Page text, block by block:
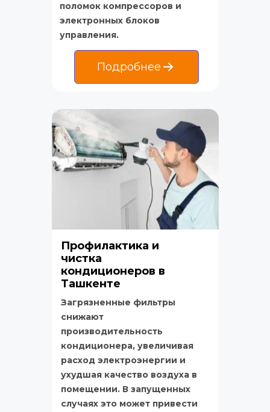
поломок компрессоров и
электронных блоков
управления.
Профилактика и
чистка
кондиционеров в
Ташкенте
Загрязненные фильтры
снижают
производительность
кондиционера, увеличивая
расход электроэнергии и
ухудшая качество воздуха в
помещении. В запущенных
случаях это может привести
Подробнее